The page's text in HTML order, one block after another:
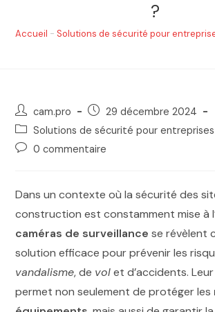
?
Accueil -Solutions de sécurité pour
cam.pro
29 décembre 2024
Solutions de sécurité pour entreprises
0 commentaire
Dans un contexte où la sécurité des
construction est constamment mise à
caméras de surveillance se révèlent
solution efficace pour prévenir les
vandalisme, de volet d’accidents.
permet non seulement de protéger les